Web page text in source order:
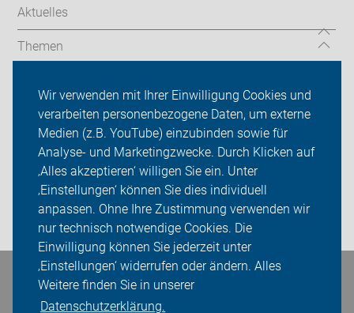
Wir verwenden mit Ihrer Einwilligung Cookies und
verarbeiten personenbezogene Daten, um externe
Medien (z.B. YouTube) einzubinden sowie für
Analyse- und Marketingzwecke. Durch Klicken auf
‚Alles akzeptieren‘ willigen Sie ein. Unter
‚Einstellungen‘ können Sie dies individuell
anpassen. Ohne Ihre Zustimmung verwenden wir
nur technisch notwendige Cookies. Die
Einwilligung können Sie jederzeit unter
‚Einstellungen‘ widerrufen oder ändern. Alles
Weitere finden Sie in unserer
Datenschutzerklärung.
Aktuelles
Themen
ADFC Mannheim
Sei dabei
Presse
Login
Bleiben Sie in Kontakt